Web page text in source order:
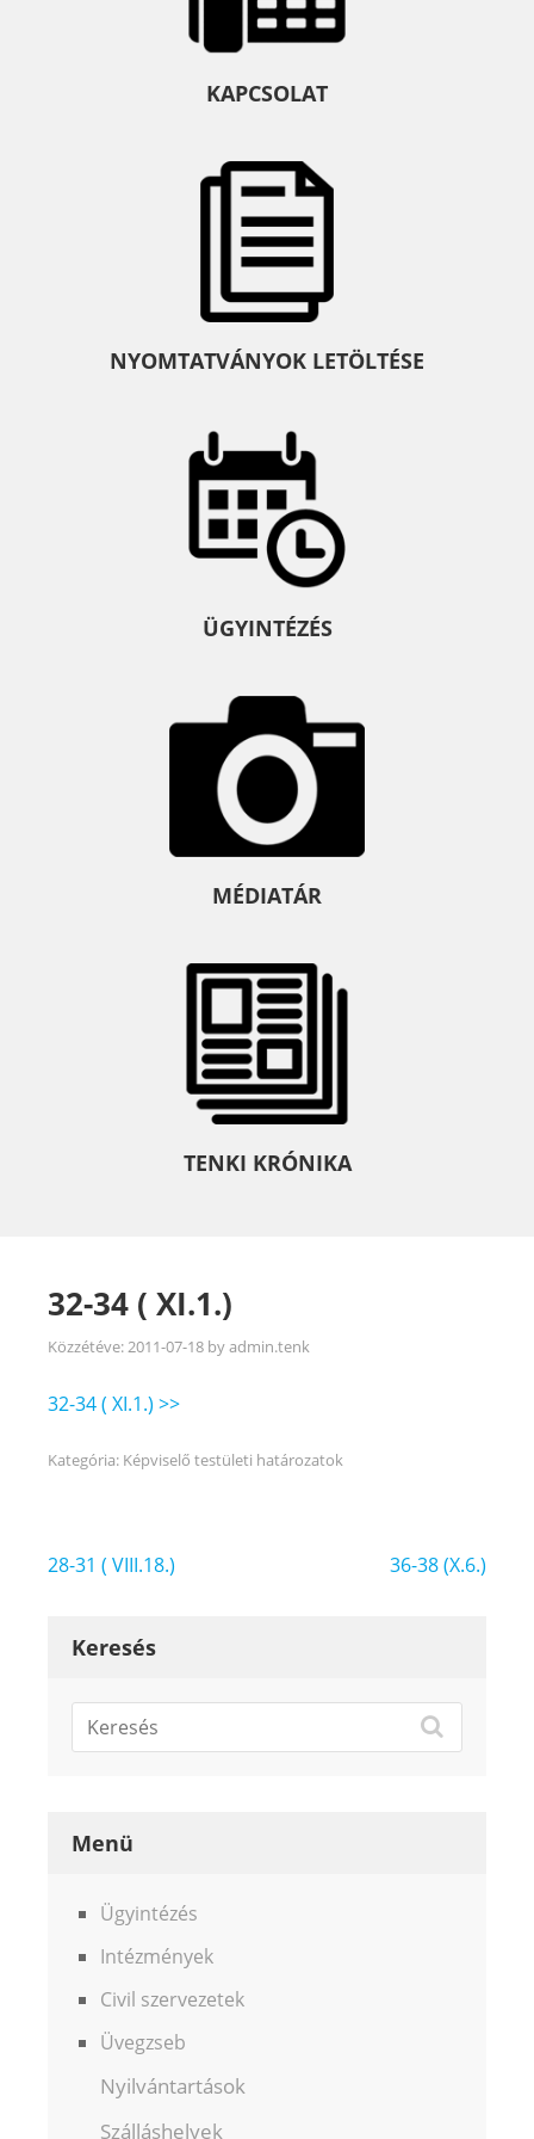
KAPCSOLAT
NYOMTATVÁNYOK LETÖLTÉSE
ÜGYINTÉZÉS
MÉDIATÁR
TENKI KRÓNIKA
32-34 ( XI.1.)
Közzétéve:2011-07-18 byadmin.tenk
32-34 ( XI.1.) >>
Kategória: Képviselő testületi határozatok
Bejegyzés
28-31 ( VIII.18.) 36-38 (X.6.)
Keresés
Menü
Ügyintézés
Intézmények
Civil szervezetek
Üvegzseb
Nyilvántartások
Szálláshelyek